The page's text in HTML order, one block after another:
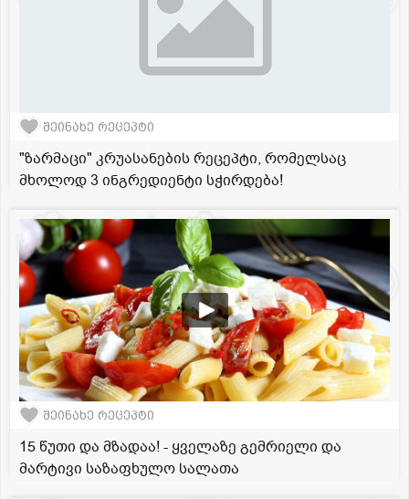
შეინახე რეცეპტი
"ზარმაცი" კრუასანების რეცეპტი, რომელსაც
მხოლოდ 3 ინგრედიენტი სჭირდება!
შეინახე რეცეპტი
15 წუთი და მზადაა! - ყველაზე გემრიელი და
მარტივი საზაფხულო სალათა